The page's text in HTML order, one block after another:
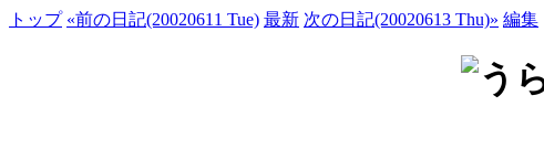
トップ «前の日記(20020611 Tue) 最新 次の日記(20020613 Thu)» 編集